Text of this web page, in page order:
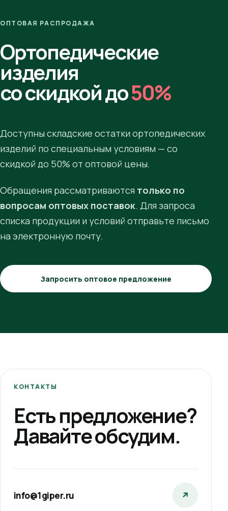
ОПТОВАЯ РАСПРОДАЖА
Ортопедические
изделия
со скидкой до50%
Доступны складские остатки ортопедических
изделий по специальным условиям — со
скидкой до 50% от оптовой цены.
Обращения рассматриваются только по
вопросам оптовых поставок. Для запроса
списка продукции и условий отправьте письмо
на электронную почту.
Запросить оптовое предложение
КОНТАКТЫ
Есть предложение?
Давайте обсудим.
info@1giper.ru ↗